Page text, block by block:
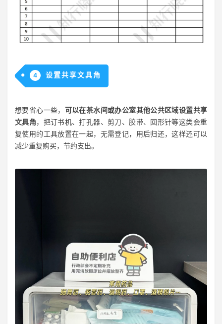
4 设置共享文具角
想要省心一些， 可以在茶水间或办公室其他公共区域设置共享
文具角，把订书机、打孔器、剪刀、胶带、回形针等这类会重
复使用的工具放置在一起，无需登记，用后归还，这样还可以
减少重复购买，节约支出。